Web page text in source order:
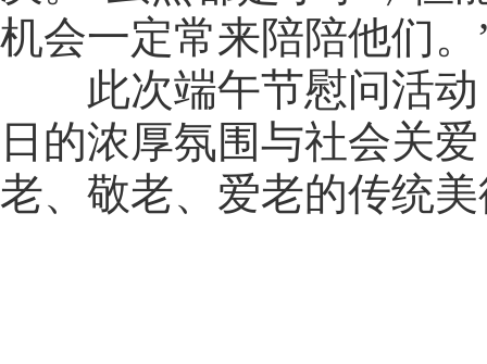
机会一定常来陪陪他们
此次端午节慰问活动
日的浓厚氛围与社会关
老、敬老、爱老的传统